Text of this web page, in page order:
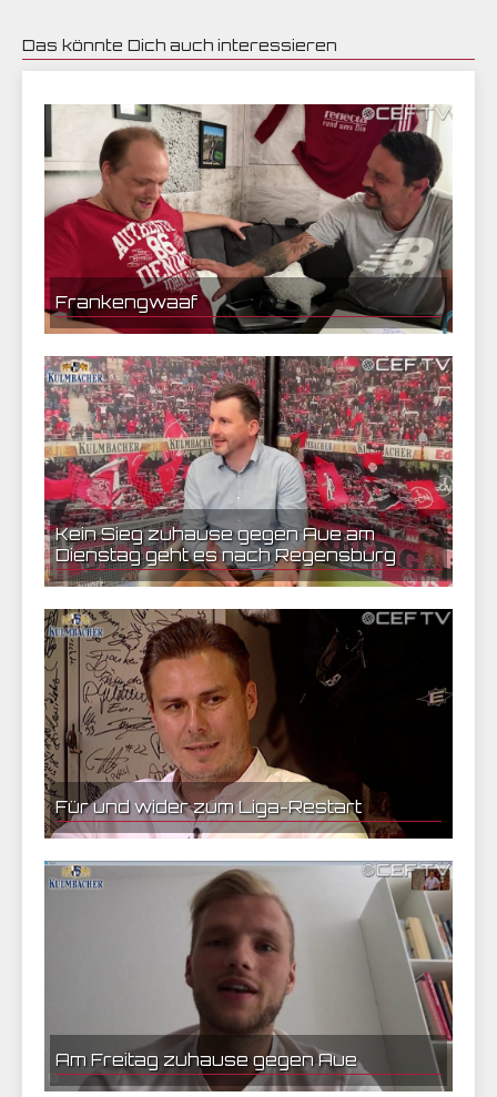
Das könnte Dich auch interessieren
24.05.2020 05:39 | CEF Nürnberg
Frankengwaaf
23.05.2020 14:09 | CEF Nürnberg
Kein Sieg zuhause gegen Aue am
Dienstag geht es nach Regensburg
11.05.2020 16:35 | CEF Nürnberg
Für und wider zum Liga-Restart
20.05.2020 20:17 | CEF Nürnberg
Am Freitag zuhause gegen Aue